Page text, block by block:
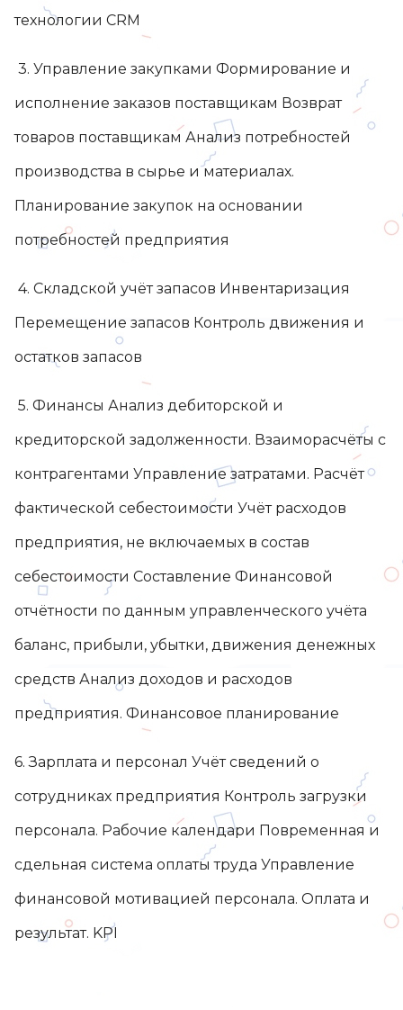
технологии CRM
3. Управление закупками Формирование и
исполнение заказов поставщикам Возврат
товаров поставщикам Анализ потребностей
производства в сырье и материалах.
Планирование закупок на основании
потребностей предприятия
4. Складской учёт запасов Инвентаризация
Перемещение запасов Контроль движения и
остатков запасов
5. Финансы Анализ дебиторской и
кредиторской задолженности. Взаиморасчёты с
контрагентами Управление затратами. Расчёт
фактической себестоимости Учёт расходов
предприятия, не включаемых в состав
себестоимости Составление Финансовой
отчётности по данным управленческого учёта
баланс, прибыли, убытки, движения денежных
средств Анализ доходов и расходов
предприятия. Финансовое планирование
6. Зарплата и персонал Учёт сведений о
сотрудниках предприятия Контроль загрузки
персонала. Рабочие календари Повременная и
сдельная система оплаты труда Управление
финансовой мотивацией персонала. Оплата и
результат. KPI